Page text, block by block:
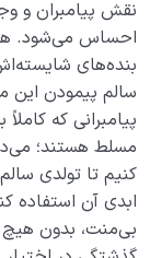
نقش پیامبران و
احساس می‌شود.
بنده‌های
سالم پیمودن این
پیامبرانی که
مسلط هستند؛
کنیم تا تولدی
ابدی آن استفاده
بی‌منت، بدون